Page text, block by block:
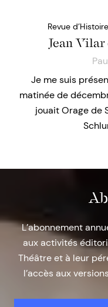
Revue
Jean Vilar
Je me suis
matinée de
jouait Orage de
L’abonnement
aux activités
Théâtre et à leur
l’accès aux